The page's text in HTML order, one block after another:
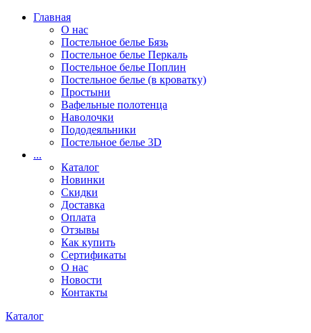
Главная
О нас
Постельное белье Бязь
Постельное белье Перкаль
Постельное белье Поплин
Постельное белье (в кроватку)
Простыни
Вафельные полотенца
Наволочки
Пододеяльники
Постельное белье 3D
...
Каталог
Новинки
Скидки
Доставка
Оплата
Отзывы
Как купить
Сертификаты
О нас
Новости
Контакты
Каталог